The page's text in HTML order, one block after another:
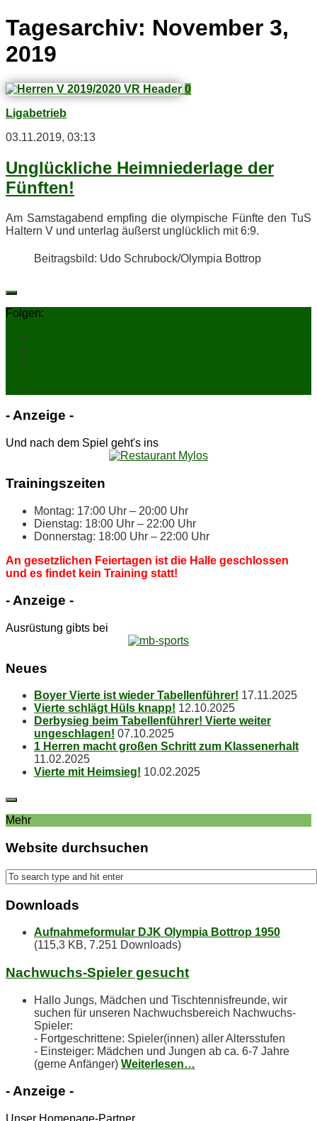
Tagesarchiv: November 3,
2019
0
Ligabetrieb
03.11.2019, 03:13
Un­glück­li­che Heim­nie­der­la­ge der
Fünften!
Am Sams­tag­abend emp­fing die olym­pi­sche Fünf­te den TuS
Hal­tern V und un­ter­lag äu­ßerst un­glück­lich mit 6:9.
Bei­trags­bild: Udo Schrubock/​Olympia Bottrop
Folgen:
- An­zei­ge -
Und nach dem Spiel geht's ins
Trai­nings­zei­ten
Mon­tag: 17:00 Uhr – 20:00 Uhr
Diens­tag: 18:00 Uhr – 22:00 Uhr
Don­ners­tag: 18:00 Uhr – 22:00 Uhr
An ge­setz­li­chen Fei­er­ta­gen ist die Hal­le ge­schlos­sen
und es fin­det kein Trai­ning statt!
- An­zei­ge -
Ausrüstung gibts bei
Neu­es
Boy­er Vier­te ist wie­der Tabellenführer! 17.11.2025
Vier­te schlägt Hüls knapp! 12.10.2025
Der­by­sieg beim Ta­bel­len­füh­rer! Vier­te wei­ter
ungeschlagen! 07.10.2025
1 Her­ren macht gro­ßen Schritt zum Klassenerhalt
11.02.2025
Vier­te mit Heimsieg! 10.02.2025
Mehr
Web­site durchsuchen
Down­loads
Aufnahmeformular DJK Olympia Bottrop 1950
(115,3 KB, 7.251 Downloads)
Nach­wuchs-Spie­ler gesucht
Hallo Jungs, Mädchen und Tischtennisfreunde, wir
suchen für unseren Nachwuchsbereich Nachwuchs-
Spieler:
- Fortgeschrittene: Spieler(innen) aller Altersstufen
- Einsteiger: Mädchen und Jungen ab ca. 6-7 Jahre
(gerne Anfänger) Weiterlesen…
- An­zei­ge -